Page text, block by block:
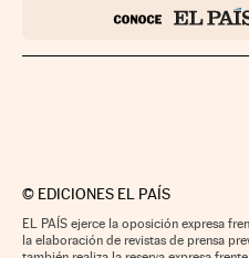
© EDICIONES EL PAÍS
EL PAÍS ejerce la oposición expresa
la elaboración de revistas de prensa